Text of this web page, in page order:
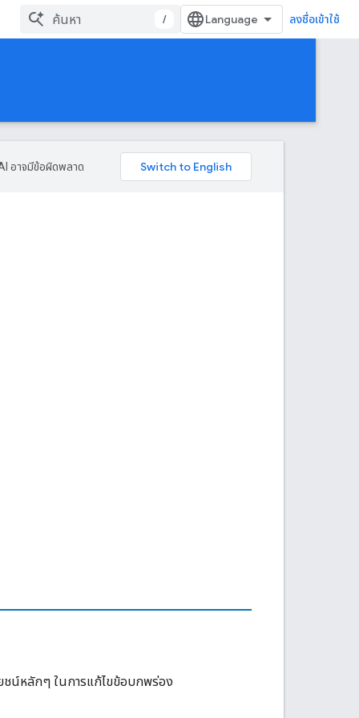
/ ลงชื่อเข้าใช้
อาจมีข้อผิดพลาด
ชน์หลักๆ ในการแก้ไขข้อบกพร่อง